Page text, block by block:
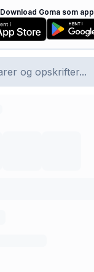
Download Goma som app